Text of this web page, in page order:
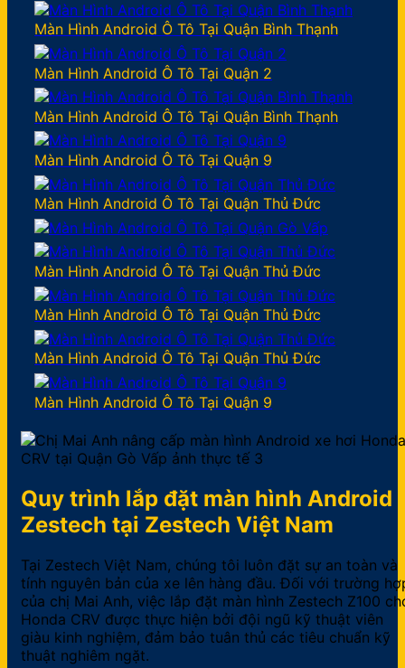
Màn Hình Android Ô Tô Tại Quận Bình Thạnh
Màn Hình Android Ô Tô Tại Quận 2
Màn Hình Android Ô Tô Tại Quận Bình Thạnh
Màn Hình Android Ô Tô Tại Quận 9
Màn Hình Android Ô Tô Tại Quận Thủ Đức
Màn Hình Android Ô Tô Tại Quận Thủ Đức
Màn Hình Android Ô Tô Tại Quận Thủ Đức
Màn Hình Android Ô Tô Tại Quận Thủ Đức
Màn Hình Android Ô Tô Tại Quận 9
Quy trình lắp đặt màn hình Android
Zestech tại Zestech Việt Nam
Tại Zestech Việt Nam, chúng tôi luôn đặt sự an toàn và
tính nguyên bản của xe lên hàng đầu. Đối với trường
của chị Mai Anh, việc lắp đặt màn hình Zestech Z100
Honda CRV được thực hiện bởi đội ngũ kỹ thuật viên
giàu kinh nghiệm, đảm bảo tuân thủ các tiêu chuẩn kỹ
thuật nghiêm ngặt.